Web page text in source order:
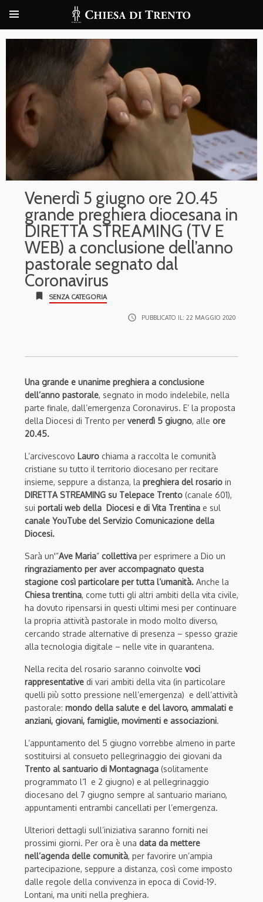
Venerdì 5 giugno ore 20.45
grande preghiera diocesana in
DIRETTA STREAMING (TV E
WEB) a conclusione dell’anno
pastorale segnato dal
Coronavirus
bookmark SENZA CATEGORIA
access_time PUBBLICATO IL: 22 MAGGIO 2020
Una grande e unanime preghiera a conclusione
dell’anno pastorale, segnato in modo indelebile, nella
parte finale, dall’emergenza Coronavirus. E’ la proposta
della Diocesi di Trento per venerdì 5 giugno, alle ore
20.45.
L’arcivescovo Lauro chiama a raccolta le comunità
cristiane su tutto il territorio diocesano per recitare
insieme, seppure a distanza, la preghiera del rosario in
DIRETTA STREAMING su Telepace Trento (canale 601),
sui portali web della Diocesi e di Vita Trentina e sul
canale YouTube del Servizio Comunicazione della
Diocesi.
Sarà un'”Ave Maria” collettiva per esprimere a Dio un
ringraziamento per aver accompagnato questa
stagione così particolare per tutta l’umanità. Anche la
Chiesa trentina, come tutti gli altri ambiti della vita civile,
ha dovuto ripensarsi in questi ultimi mesi per continuare
la propria attività pastorale in modo molto diverso,
cercando strade alternative di presenza – spesso grazie
alla tecnologia digitale – nelle vite in quarantena.
Nella recita del rosario saranno coinvolte voci
rappresentative di vari ambiti della vita (in particolare
quelli più sotto pressione nell’emergenza) e dell’attività
pastorale: mondo della salute e del lavoro, ammalati e
anziani, giovani, famiglie, movimenti e associazioni.
L’appuntamento del 5 giugno vorrebbe almeno in parte
sostituirsi al consueto pellegrinaggio dei giovani da
Trento al santuario di Montagnaga (solitamente
programmato l’1 e 2 giugno) e al pellegrinaggio
diocesano del 7 giugno sempre al santuario mariano,
appuntamenti entrambi cancellati per l’emergenza.
Ulteriori dettagli sull’iniziativa saranno forniti nei
prossimi giorni. Per ora è una data da mettere
nell’agenda delle comunità, per favorire un’ampia
partecipazione, seppure a distanza, così come imposto
dalle regole della convivenza in epoca di Covid-19.
Lontani, ma uniti nella preghiera.